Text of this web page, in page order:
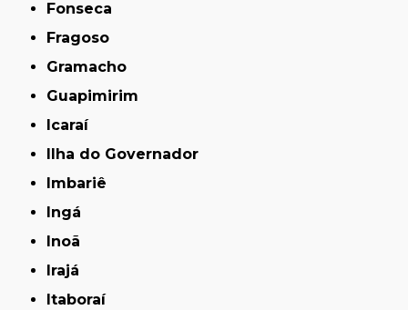
Fonseca
Fragoso
Gramacho
Guapimirim
Icaraí
Ilha do Governador
Imbariê
Ingá
Inoã
Irajá
Itaboraí